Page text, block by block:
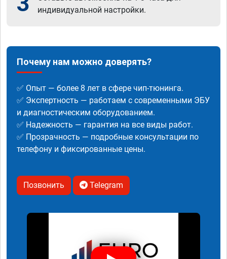
индивидуальной настройки.
Почему нам можно доверять?
✅ Опыт — более 8 лет в сфере чип-тюнинга.
✅ Экспертность — работаем с современными ЭБУ
и диагностическим оборудованием.
✅ Надежность — гарантия на все виды работ.
✅ Прозрачность — подробные консультации по
телефону и фиксированные цены.
Позвонить Telegram